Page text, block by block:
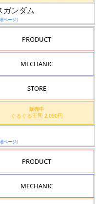
ガンダム
ページ）
PRODUCT
MECHANIC
STORE
販売中
ぐるぐる王国 2,090円
ページ）
PRODUCT
MECHANIC